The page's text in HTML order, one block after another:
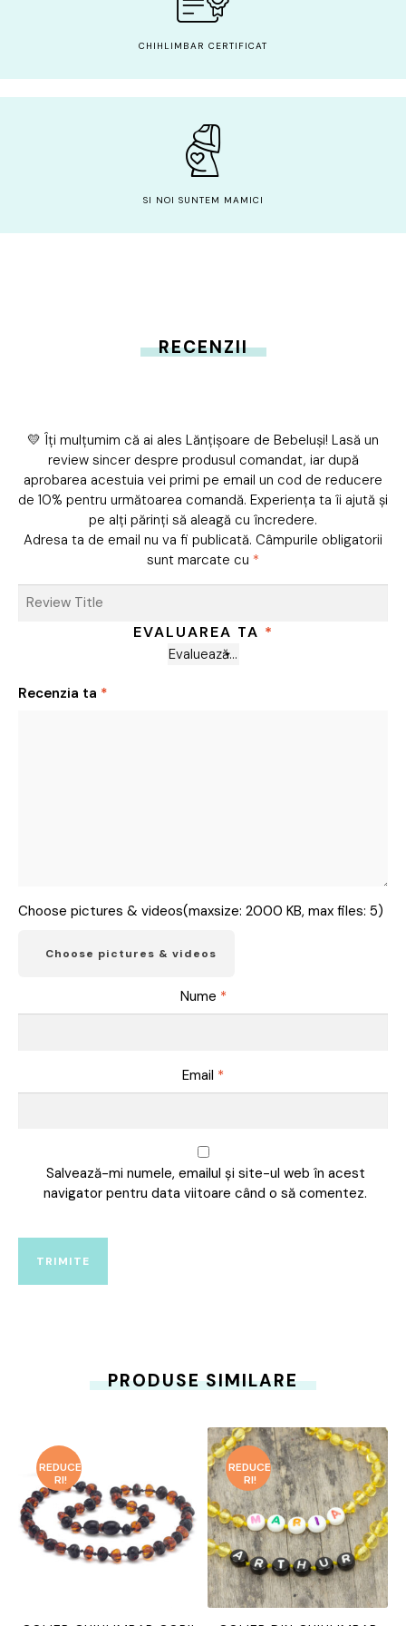
CHIHLIMBAR CERTIFICAT
SI NOI SUNTEM MAMICI
RECENZII
💛 Îți mulțumim că ai ales Lănțișoare de Bebeluși! Lasă un
review sincer despre produsul comandat, iar după
aprobarea acestuia vei primi pe email un cod de reducere
de 10% pentru următoarea comandă. Experiența ta îi ajută și
pe alți părinți să aleagă cu încredere.
Adresa ta de email nu va fi publicată. Câmpurile obligatorii
sunt marcate cu *
EVALUAREA TA *
Recenzia ta *
Choose pictures & videos(maxsize: 2000 KB, max files: 5)
Choose pictures & videos
Nume *
Email *
Salvează-mi numele, emailul și site-ul web în acest
navigator pentru data viitoare când o să comentez.
PRODUSE SIMILARE
REDUCE
RI!
REDUCE
RI!